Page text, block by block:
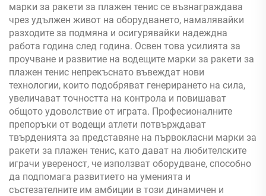
марки за ракети за плажен тенис се възнаграждава
чрез удължен живот на оборудването, намалявайки
разходите за подмяна и осигурявайки надеждна
работа година след година. Освен това усилията за
проучване и развитие на водещите марки за ракети за
плажен тенис непрекъснато въвеждат нови
технологии, които подобряват генерирането на сила,
увеличават точността на контрола и повишават
общото удоволствие от играта. Професионалните
препоръки от водещи атлети потвърждават
твърденията за представяне на първокласни марки за
ракети за плажен тенис, като дават на любителските
играчи увереност, че използват оборудване, способно
да подпомага развитието на уменията и
състезателните им амбиции в този динамичен и